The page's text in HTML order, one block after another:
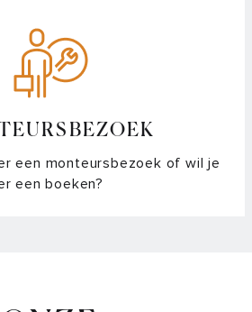
een monteursbezoek of wil je
een boeken?